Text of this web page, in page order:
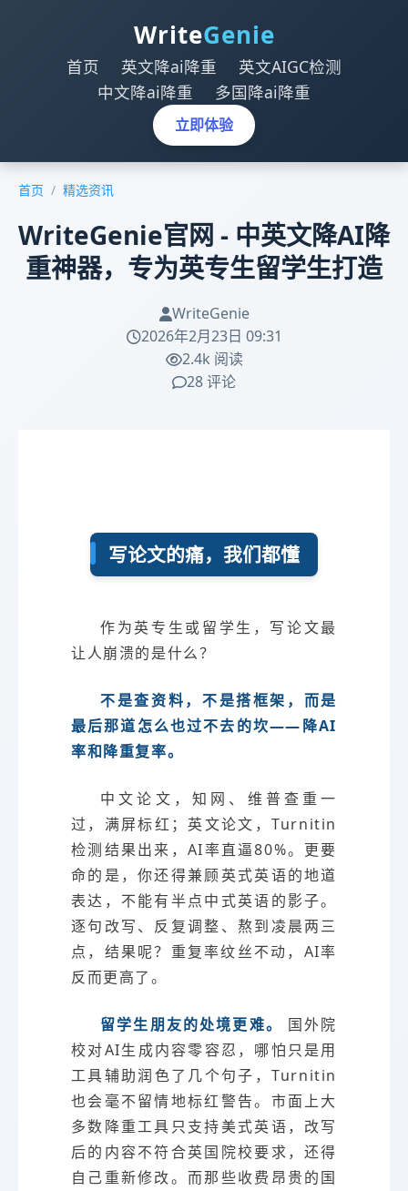
WriteGenie
首页 英文降ai降重
英文AIGC检测
中文降ai降重
多国降ai降重
立即体验
首页 / 精选资讯
WriteGenie官网 - 中英文降AI降
重神器，专为英专生留学生打造
WriteGenie
2026年2月23日 09:31
2.4k 阅读
28 评论
写论文的痛，我们都懂
作为英专生或留学生，写论文最
让人崩溃的是什么？
不是查资料，不是搭框架，而是
最后那道怎么也过不去的坎——降AI
率和降重复率。
中文论文，知网、维普查重一
过，满屏标红；英文论文，Turnitin
检测结果出来，AI率直逼80%。更要
命的是，你还得兼顾英式英语的地道
表达，不能有半点中式英语的影子。
逐句改写、反复调整、熬到凌晨两三
点，结果呢？重复率纹丝不动，AI率
反而更高了。
留学生朋友的处境更难。
国外院
校对AI生成内容零容忍，哪怕只是用
工具辅助润色了几个句子，Turnitin
也会毫不留情地标红警告。市面上大
多数降重工具只支持美式英语，改写
后的内容不符合英国院校要求，还得
自己重新修改。而那些收费昂贵的国